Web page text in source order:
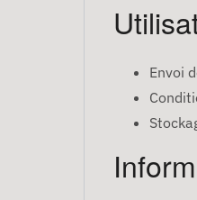
Envoi